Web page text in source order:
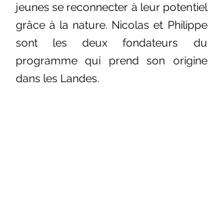
jeunes se reconnecter à leur potentiel
grâce à la nature. Nicolas et Philippe
sont les deux fondateurs du
programme qui prend son origine
dans les Landes.